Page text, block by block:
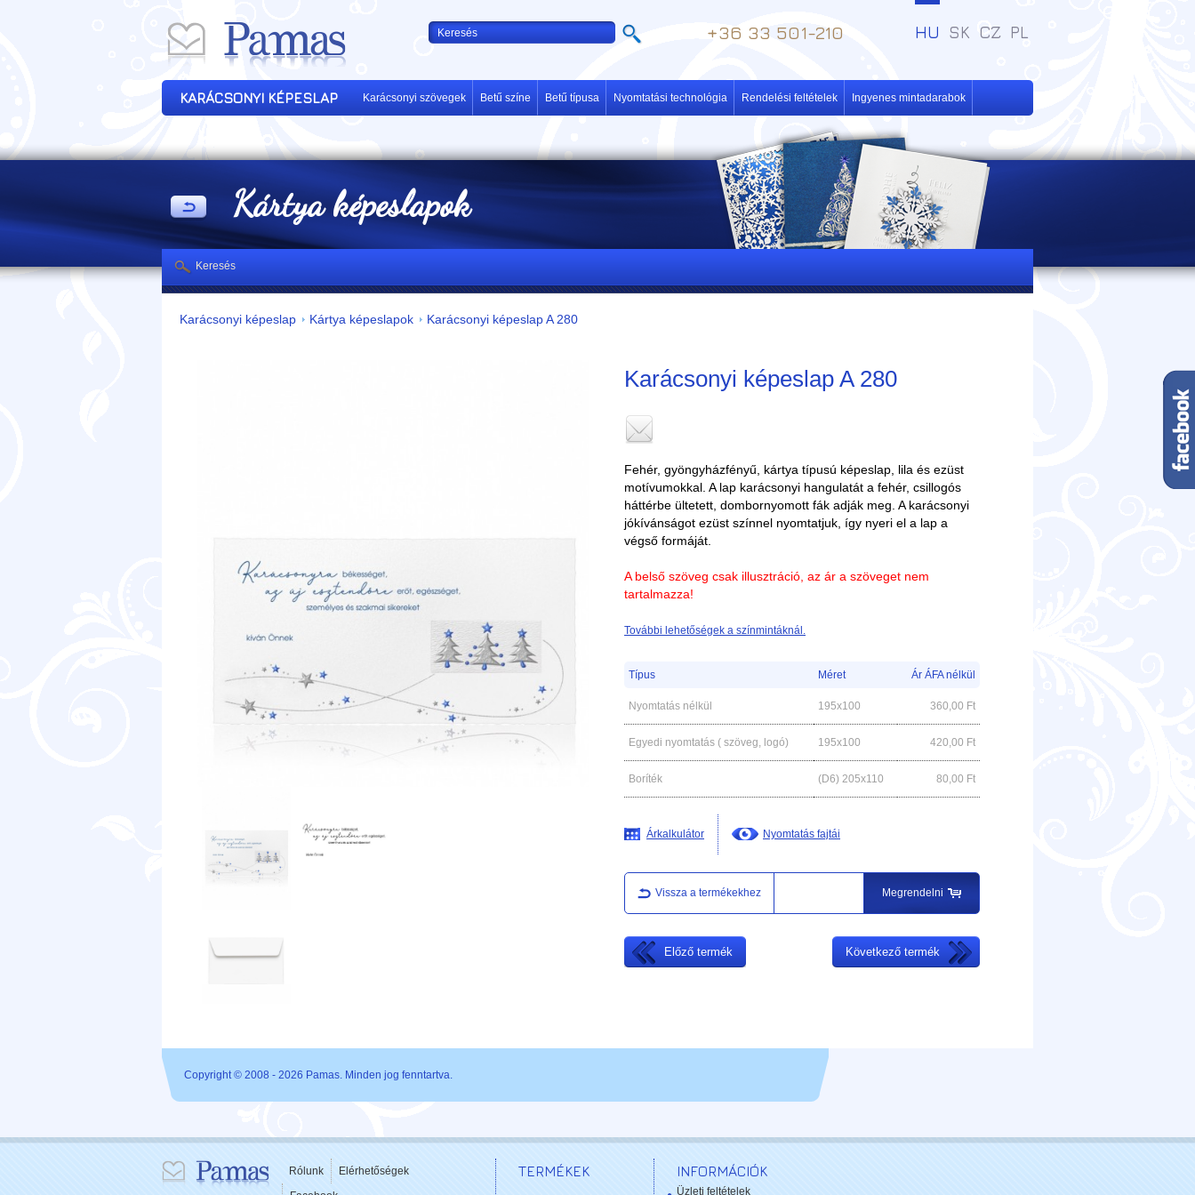
Kártya képeslapok
+36 33 501-210 PL
CZ
SK
HU
KARÁCSONYI KÉPESLAP Karácsonyi szövegek Betű színe Betű típusa Nyomtatási technológia Rendelési feltételek Ingyenes mintadarabok
Karácsonyi képeslap Kártya képeslapok Karácsonyi képeslap A 280
Karácsonyi képeslap A 280
Fehér, gyöngyházfényű, kártya típusú képeslap, lila és ezüst
motívumokkal. A lap karácsonyi hangulatát a fehér, csillogós
háttérbe ültetett, dombornyomott fák adják meg. A karácsonyi
jókívánságot ezüst színnel nyomtatjuk, így nyeri el a lap a
végső formáját.
A belső szöveg csak illusztráció, az ár a szöveget nem
tartalmazza!
További lehetőségek a színmintáknál.
Típus Méret Ár ÁFA nélkül
Nyomtatás nélkül 195x100 360,00 Ft
Egyedi nyomtatás ( szöveg, logó) 195x100 420,00 Ft
Boríték (D6) 205x110 80,00 Ft
Árkalkulátor Nyomtatás fajtái
Vissza a termékekhez Megrendelni
Előző termék Következő termék
Keresés
Copyright © 2008 - 2026 Pamas. Minden jog fenntartva.
Rólunk
Elérhetőségek
TERMÉKEK INFORMÁCIÓK
Üzleti feltételek